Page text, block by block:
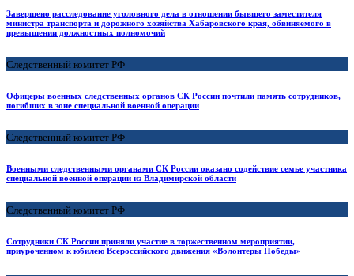
Завершено расследование уголовного дела в отношении бывшего заместителя
министра транспорта и дорожного хозяйства Хабаровского края, обвиняемого в
превышении должностных полномочий
Следственный комитет РФ
Офицеры военных следственных органов СК России почтили память сотрудников,
погибших в зоне специальной военной операции
Следственный комитет РФ
Военными следственными органами СК России оказано содействие семье участника
специальной военной операции из Владимирской области
Следственный комитет РФ
Сотрудники СК России приняли участие в торжественном мероприятии,
приуроченном к юбилею Всероссийского движения «Волонтеры Победы»